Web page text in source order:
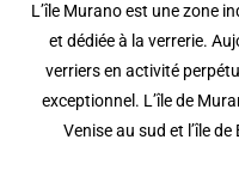
L’île Murano est une zone
et dédiée à la verrerie.
verriers en activité
exceptionnel. L’île de
Venise au sud et l’île